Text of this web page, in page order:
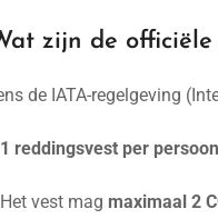
zijn de officiële
de IATA-regelgeving
1 reddingsvest per persoon
Het vest mag maximaal 2